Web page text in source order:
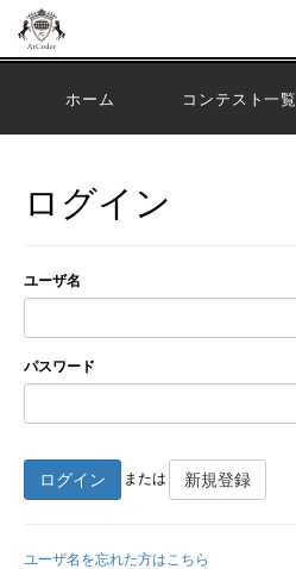
ホーム コンテスト一覧
ログイン
ユーザ名
パスワード
ログイン または 新規登録
ユーザ名を忘れた方はこちら